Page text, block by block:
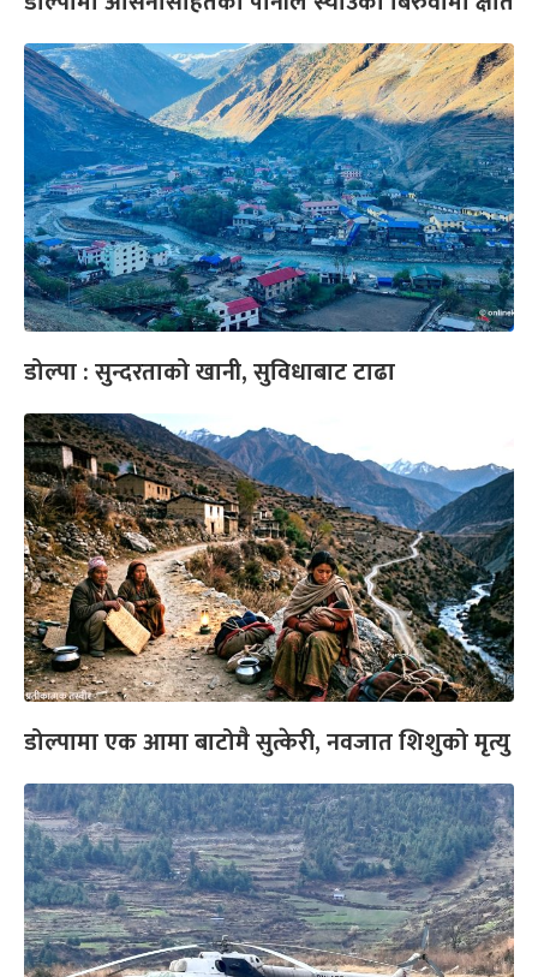
डोल्पा : सुन्दरताको खानी, सुविधाबाट टाढा
डोल्पामा एक आमा बाटोमै सुत्केरी, नवजात शिशुको मृत्यु